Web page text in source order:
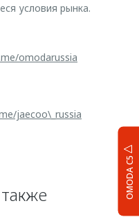
OMODA C5
условия рынка.
omodarussia
jaecoo\_russia